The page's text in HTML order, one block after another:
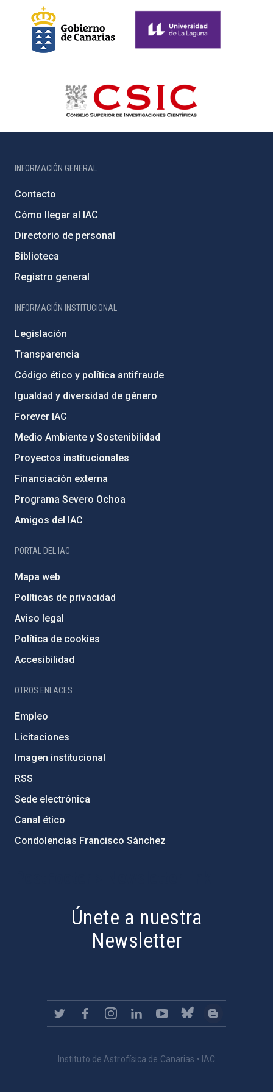
INFORMACIÓN GENERAL
Contacto
Cómo llegar al IAC
Directorio de personal
Biblioteca
Registro general
INFORMACIÓN INSTITUCIONAL
Legislación
Transparencia
Código ético y política antifraude
Igualdad y diversidad de género
Forever IAC
Medio Ambiente y Sostenibilidad
Proyectos institucionales
Financiación externa
Programa Severo Ochoa
Amigos del IAC
PORTAL DEL IAC
Mapa web
Políticas de privacidad
Aviso legal
Política de cookies
Accesibilidad
OTROS ENLACES
Empleo
Licitaciones
Imagen institucional
RSS
Sede electrónica
Canal ético
Condolencias Francisco Sánchez
Únete a nuestra
Newsletter
Instituto de Astrofísica de Canarias • IAC